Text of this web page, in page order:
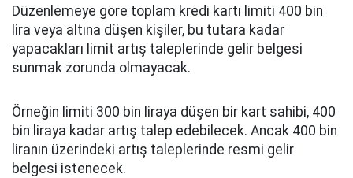
Düzenlemeye göre toplam kredi kartı limiti 400 bin
lira veya altına düşen kişiler, bu tutara kadar
yapacakları limit artış taleplerinde gelir belgesi
sunmak zorunda olmayacak.
Örneğin limiti 300 bin liraya düşen bir kart sahibi, 400
bin liraya kadar artış talep edebilecek. Ancak 400 bin
liranın üzerindeki artış taleplerinde resmi gelir
belgesi istenecek.